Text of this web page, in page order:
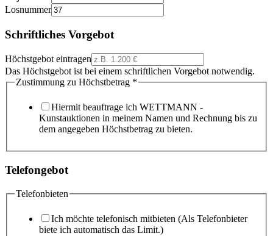
Losnummer
Schriftliches Vorgebot
Höchstgebot eintragen
Das Höchstgebot ist bei einem schriftlichen Vorgebot notwendig.
Zustimmung zu Höchstbetrag *
Hiermit beauftrage ich WETTMANN -
Kunstauktionen in meinem Namen und Rechnung bis zu
dem angegeben Höchstbetrag zu bieten.
Telefongebot
Telefonbieten
Ich möchte telefonisch mitbieten (Als Telefonbieter
biete ich automatisch das Limit.)